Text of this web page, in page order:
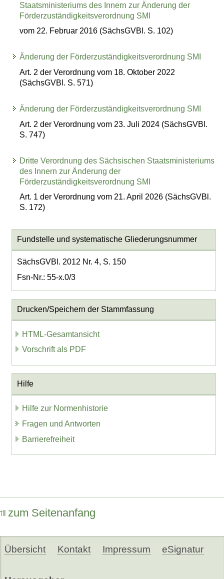
Staatsministeriums des Innern zur Änderung der
Förderzuständigkeitsverordnung SMI
vom 22. Februar 2016 (SächsGVBl. S. 102)
Änderung der Förderzuständigkeitsverordnung SMI
Art. 2 der Verordnung vom 18. Oktober 2022
(SächsGVBl. S. 571)
Änderung der Förderzuständigkeitsverordnung SMI
Art. 2 der Verordnung vom 23. Juli 2024 (SächsGVBl.
S. 747)
Dritte Verordnung des Sächsischen Staatsministeriums
des Innern zur Änderung der
Förderzuständigkeitsverordnung SMI
Art. 1 der Verordnung vom 21. April 2026 (SächsGVBl.
S. 172)
Fundstelle und systematische Gliederungsnummer
SächsGVBl. 2012 Nr. 4, S. 150
Fsn-Nr.: 55-x.0/3
Drucken/Speichern der Stammfassung
HTML-Gesamtansicht
Vorschrift als PDF
Hilfe
Hilfe zur Normenhistorie
Fragen und Antworten
Barrierefreiheit
zum Seitenanfang
Übersicht Kontakt Impressum eSignatur